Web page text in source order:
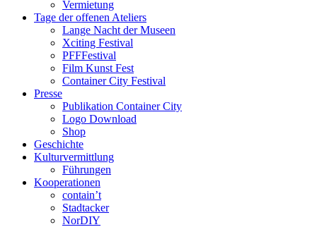
Vermietung
Tage der offenen Ateliers
Lange Nacht der Museen
Xciting Festival
PFFFestival
Film Kunst Fest
Container City Festival
Presse
Publikation Container City
Logo Download
Shop
Geschichte
Kulturvermittlung
Führungen
Kooperationen
contain’t
Stadtacker
NorDIY